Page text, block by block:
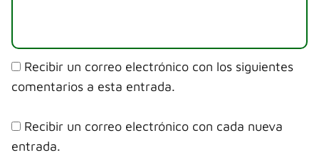
Recibir un correo electrónico con los siguientes
comentarios a esta entrada.
Recibir un correo electrónico con cada nueva
entrada.